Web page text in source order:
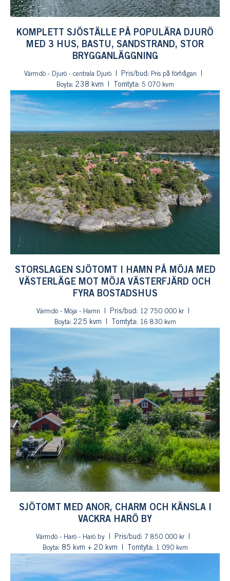
KOMPLETT SJÖSTÄLLE PÅ POPULÄRA DJURÖ
MED 3 HUS, BASTU, SANDSTRAND, STOR
BRYGGANLÄGGNING
Värmdö - Djurö - centrala Djurö Pris/bud:
Pris på förfrågan
Boyta: 238 kvm Tomtyta: 5 070 kvm
STORSLAGEN SJÖTOMT I HAMN PÅ MÖJA MED
VÄSTERLÄGE MOT MÖJA VÄSTERFJÄRD OCH
FYRA BOSTADSHUS
Värmdö - Möja - Hamn Pris/bud:
12 750 000 kr
Boyta: 225 kvm Tomtyta: 16 830 kvm
SJÖTOMT MED ANOR, CHARM OCH KÄNSLA I
VACKRA HARÖ BY
Värmdö - Harö - Harö by Pris/bud:
7 850 000 kr
Boyta: 85 kvm + 20 kvm Tomtyta: 1 090 kvm